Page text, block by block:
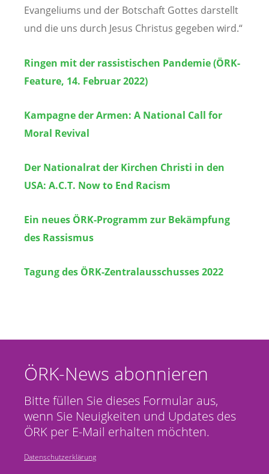
Evangeliums und der Botschaft Gottes darstellt
und die uns durch Jesus Christus gegeben wird.“
Ringen mit der rassistischen Pandemie (ÖRK-
Feature, 14. Februar 2022)
Kampagne der Armen: A National Call for
Moral Revival
Der Nationalrat der Kirchen Christi in den
USA: A.C.T. Now to End Racism
Ein neues ÖRK-Programm zur Bekämpfung
des Rassismus
Tagung des ÖRK-Zentralausschusses 2022
ÖRK-News abonnieren
Bitte füllen Sie dieses Formular aus,
wenn Sie Neuigkeiten und Updates des
ÖRK per E-Mail erhalten möchten.
Datenschutzerklärung